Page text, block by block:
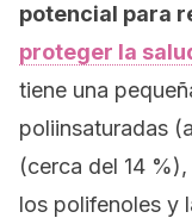
potencial para
proteger la
tiene una
poliinsaturadas
(cerca del 14
los polifenoles y